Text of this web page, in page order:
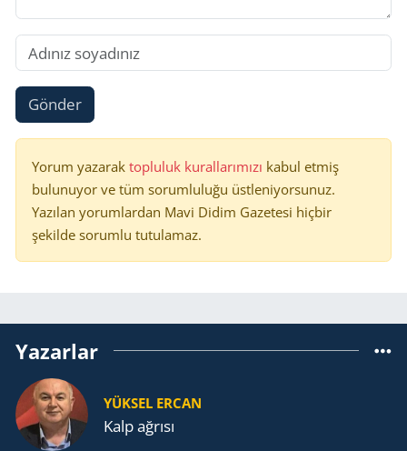
Gönder
Yorum yazarak topluluk kurallarımızı kabul etmiş
bulunuyor ve tüm sorumluluğu üstleniyorsunuz.
Yazılan yorumlardan Mavi Didim Gazetesi hiçbir
şekilde sorumlu tutulamaz.
Yazarlar
YÜKSEL ERCAN
Kalp ağrısı